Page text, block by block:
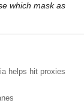
which mask as
helps hit proxies